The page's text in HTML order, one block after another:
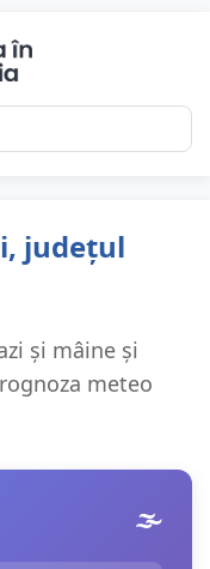
județul
și mâine și
meteo
🌫️